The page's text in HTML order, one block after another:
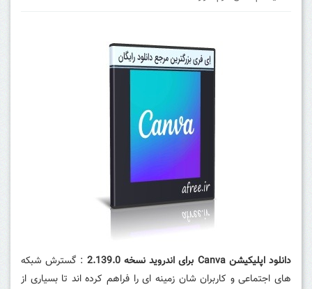
دانلود اپلیکیشن Canva برای اندروید نسخه 2.139.0
: گسترش شبکه
های اجتماعی و کاربران شان زمینه ای را فراهم کرده اند تا بسیاری از